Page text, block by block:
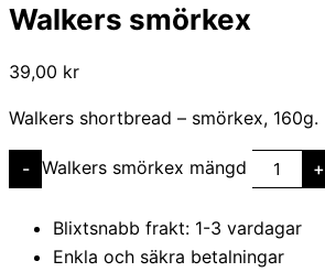
Walkers smörkex
39,00 kr
Walkers shortbread – smörkex, 160g.
- Walkers smörkex mängd +
Blixtsnabb frakt: 1-3 vardagar
Enkla och säkra betalningar